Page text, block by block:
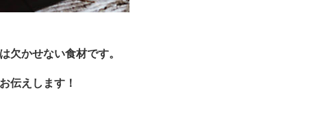
欠かせない食材です。
伝えします！